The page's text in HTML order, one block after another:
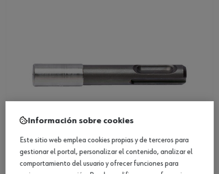
Soporte universal Plus anillo retención ac.
Información sobre cookies
Este sitio web emplea cookies propias y de terceros para
gestionar el portal, personalizar el contenido, analizar el
comportamiento del usuario y ofrecer funciones para